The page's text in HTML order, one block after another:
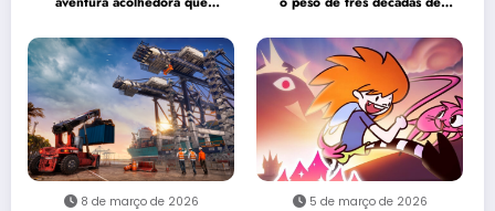
charme
8 de março de 2026 5 de março de 2026